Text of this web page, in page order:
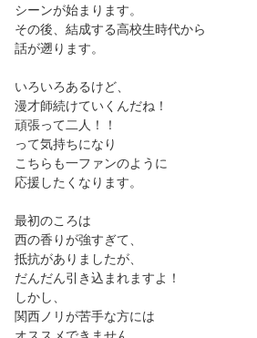
シーンが始まります。
その後、結成する高校生時代から
話が遡ります。
いろいろあるけど、
漫才師続けていくんだね！
頑張って二人！！
って気持ちになり
こちらも一ファンのように
応援したくなります。
最初のころは
西の香りが強すぎて、
抵抗がありましたが、
だんだん引き込まれますよ！
しかし、
関西ノリが苦手な方には